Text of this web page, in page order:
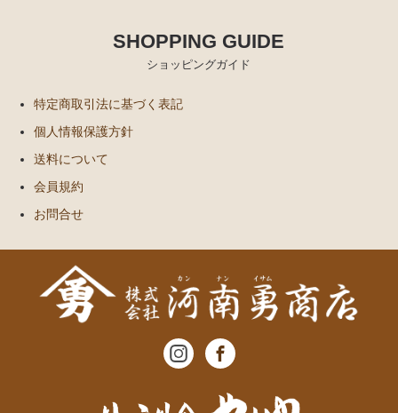
SHOPPING GUIDE
ショッピングガイド
特定商取引法に基づく表記
個人情報保護方針
送料について
会員規約
お問合せ